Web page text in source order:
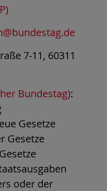
7-11, 60311
Bundestag):
Gesetze
Gesetze
oder der